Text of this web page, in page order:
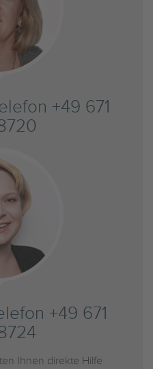
+49 671
+49 671
Ihnen direkte Hilfe